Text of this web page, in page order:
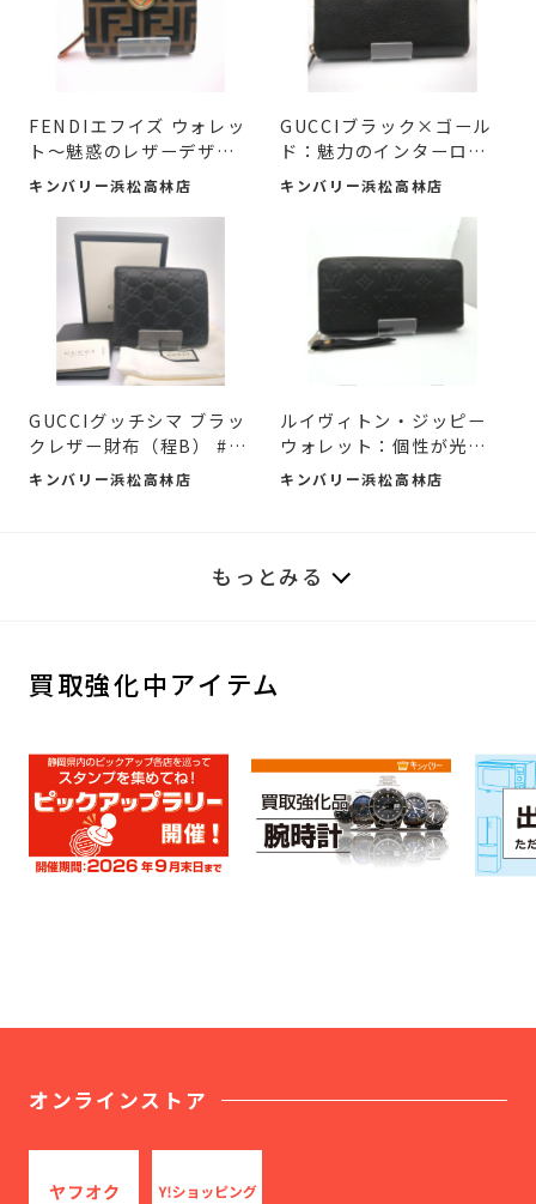
FENDIエフイズ ウォレッ
ト～魅惑のレザーデザイ
ン ...
キンバリー浜松高林店
GUCCIブラック×ゴール
ド：魅力のインターロッ
キン...
キンバリー浜松高林店
GUCCIグッチシマ ブラッ
クレザー財布（程B） #入
荷...
キンバリー浜松高林店
ルイヴィトン・ジッピー
ウォレット：個性が光る
名...
キンバリー浜松高林店
もっとみる
買取強化中アイテム
オンラインストア